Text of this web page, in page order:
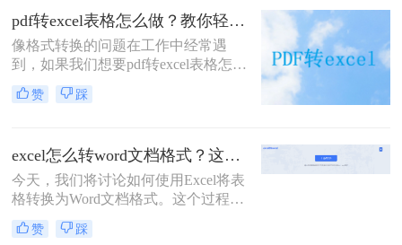
和可读性；而Excel作为电子表格软
件，则侧重于数据的处理、分析和计
算，其灵活性和动态性远胜于PDF。
将PDF表格转换为Excel表格，能够提
高数据利用效率，更好地管理和分析
数据。那么pdf表格怎么转成excel呢？
pdf转excel表格怎么做？教你轻松搞定！
像格式转换的问题在工作中经常遇
到，如果我们想要pdf转excel表格怎么
做，这样会很难吗？两种不同格式的
文件该如何转换呢？在没接触过这方
之后你就会很熟悉怎么做了，身为一
名办公职员，我们应该掌握各种各样
的办公小技巧，小编这里有个pdf转
来看看吧。
赞 踩
excel怎么转word文档格式？这三种方法你一定要会！
今天，我们将讨论如何使用Excel将表
格转换为Word文档格式。这个过程非
常简单，并且可以帮助您更好地管理
和共享您的数据。无论您是学生还是
赞 踩